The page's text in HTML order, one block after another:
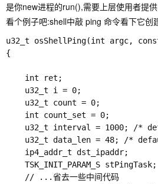
LOS_NextT
askIDGet
获取即
是你new进程的run(),需要上层使用者提
看个例子吧:shell中敲 ping 命令看下它创
u32_t osShellPing(int argc,
{
    int ret;
    u32_t i = 0;
    u32_t count = 0;
    int count_set = 0;
u32_t interval = 1000; /*
u32_t data_len = 48; /*
    ip4_addr_t dst_ipaddr;
    TSK_INIT_PARAM_S stPingTask;
    // ...省去一些中间代码